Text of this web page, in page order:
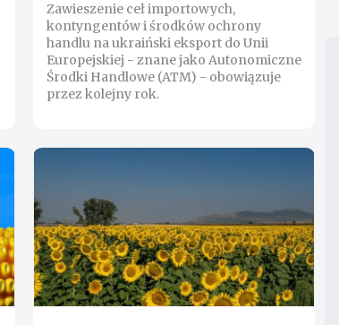
Zawieszenie ceł importowych,
kontyngentów i środków ochrony
handlu na ukraiński eksport do Unii
Europejskiej - znane jako Autonomiczne
Środki Handlowe (ATM) - obowiązuje
przez kolejny rok.